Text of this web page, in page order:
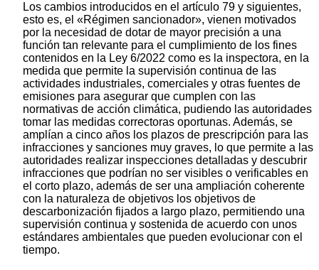
Los cambios introducidos en el artículo 79 y siguientes,
esto es, el «Régimen sancionador», vienen motivados
por la necesidad de dotar de mayor precisión a una
función tan relevante para el cumplimiento de los fines
contenidos en la Ley 6/2022 como es la inspectora, en la
medida que permite la supervisión continua de las
actividades industriales, comerciales y otras fuentes de
emisiones para asegurar que cumplen con las
normativas de acción climática, pudiendo las autoridades
tomar las medidas correctoras oportunas. Además, se
amplían a cinco años los plazos de prescripción para las
infracciones y sanciones muy graves, lo que permite a las
autoridades realizar inspecciones detalladas y descubrir
infracciones que podrían no ser visibles o verificables en
el corto plazo, además de ser una ampliación coherente
con la naturaleza de objetivos los objetivos de
descarbonización fijados a largo plazo, permitiendo una
supervisión continua y sostenida de acuerdo con unos
estándares ambientales que pueden evolucionar con el
tiempo.